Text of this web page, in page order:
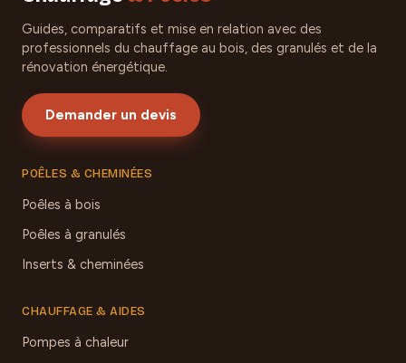
Guides, comparatifs et mise en relation avec des
professionnels du chauffage au bois, des granulés et de la
rénovation énergétique.
Demander un devis
POÊLES & CHEMINÉES
Poêles à bois
Poêles à granulés
Inserts & cheminées
CHAUFFAGE & AIDES
Pompes à chaleur